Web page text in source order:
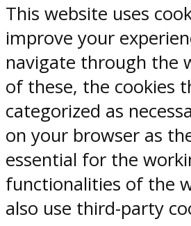
This website uses
improve your
navigate through the
of these, the cookies
categorized as
on your browser as
essential for the
functionalities of the
also use third-party